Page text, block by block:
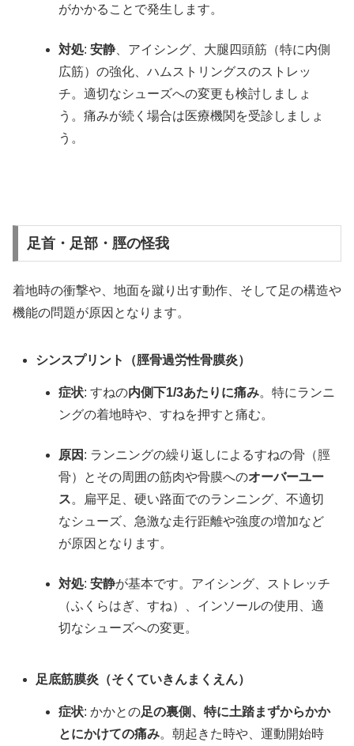
がかかることで発生します。
対処:安静、アイシング、大腿四頭筋（特に内側
広筋）の強化、ハムストリングスのストレッ
チ。適切なシューズへの変更も検討しましょ
う。痛みが続く場合は医療機関を受診しましょ
う。
足首・足部・脛の怪我
着地時の衝撃や、地面を蹴り出す動作、そして足の構造や
機能の問題が原因となります。
シンスプリント（脛骨過労性骨膜炎）
症状: すねの内側下1/3あたりに痛み。特にランニ
ングの着地時や、すねを押すと痛む。
原因 : ランニングの繰り返しによるすねの骨（脛
骨）とその周囲の筋肉や骨膜へのオーバーユー
ス。扁平足、硬い路面でのランニング、不適切
なシューズ、急激な走行距離や強度の増加など
が原因となります。
対処:安静が基本です。アイシング、ストレッチ
（ふくらはぎ、すね）、インソールの使用、適
切なシューズへの変更。
足底筋膜炎（そくていきんまくえん）
症状: かかとの足の裏側、特に土踏まずからかか
とにかけての痛み。朝起きた時や、運動開始時